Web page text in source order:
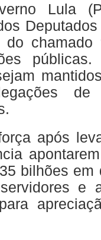
Lula
chamado
de
após
bilhões em
e